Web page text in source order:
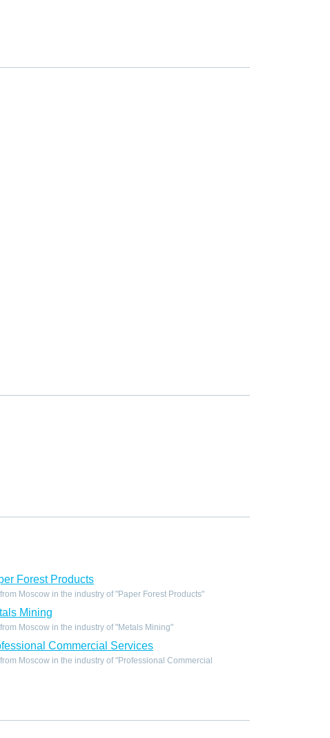
Forest Products
Moscow in the industry of "Paper Forest Products"
Mining
Moscow in the industry of "Metals Mining"
Commercial Services
Moscow in the industry of "Professional Commercial